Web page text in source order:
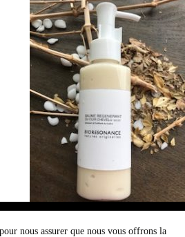
nous assurer que nous vous offrons la
web. Si vous continuez à utiliser ce